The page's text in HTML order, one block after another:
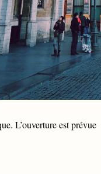
L’ouverture est prévue